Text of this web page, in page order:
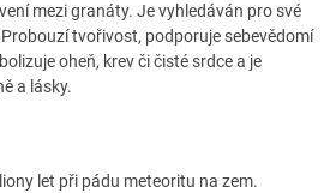
mezi granáty. Je vyhledáván pro své
tvořivost, podporuje sebevědomí
oheň, krev či čisté srdce a je
a lásky.
let při pádu meteoritu na zem.